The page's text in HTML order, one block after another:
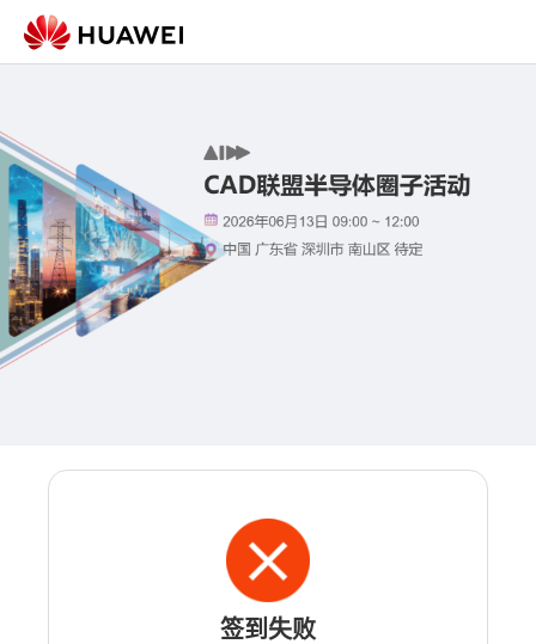
签到失败